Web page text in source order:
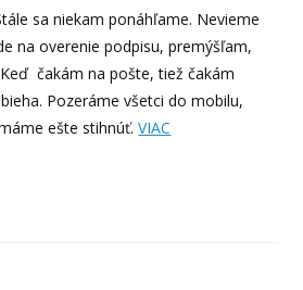
sa niekam ponáhľame. Nevieme
na overenie podpisu, premýšľam,
čakám na pošte, tiež čakám
Pozeráme všetci do mobilu,
ešte stihnúť.VIAC